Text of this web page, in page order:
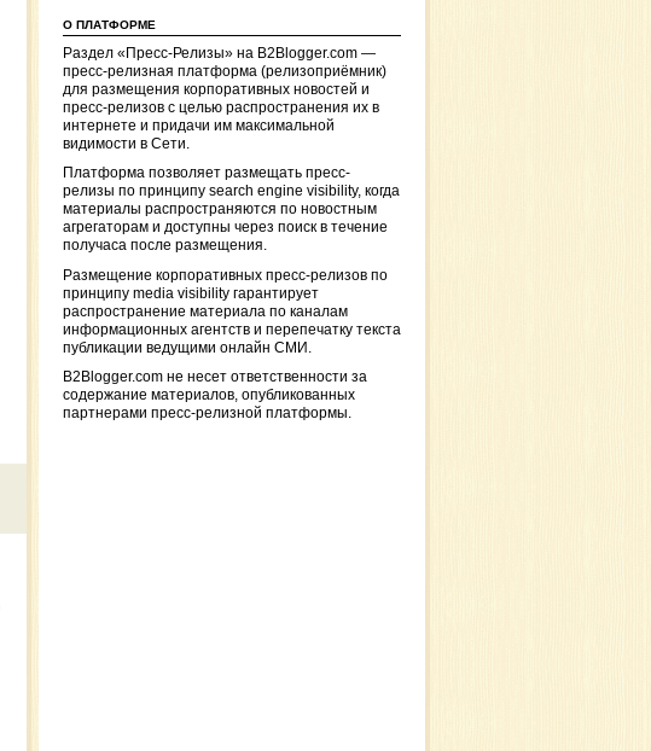
О ПЛАТФОРМЕ
Раздел «Пресс-Релизы» на B2Blogger.com —
пресс-релизная платформа (релизоприёмник)
для размещения корпоративных новостей и
пресс-релизов с целью распространения их в
интернете и придачи им максимальной
видимости в Сети.
Платформа позволяет размещать пресс-
релизы по принципу search engine visibility, когда
материалы распространяются по новостным
агрегаторам и доступны через поиск в течение
получаса после размещения.
Размещение корпоративных пресс-релизов по
принципу media visibility гарантирует
распространение материала по каналам
информационных агентств и перепечатку текста
публикации ведущими онлайн СМИ.
B2Blogger.com не несет ответственности за
содержание материалов, опубликованных
партнерами пресс-релизной платформы.